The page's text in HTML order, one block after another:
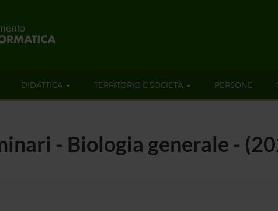
DIDATTICA TERRITORIO E SOCIETÀ PERSONE
- Biologia generale -